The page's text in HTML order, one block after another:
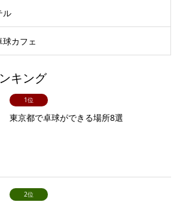
ル
カフェ
キング
1位
東京都で卓球ができる場所8選
2位